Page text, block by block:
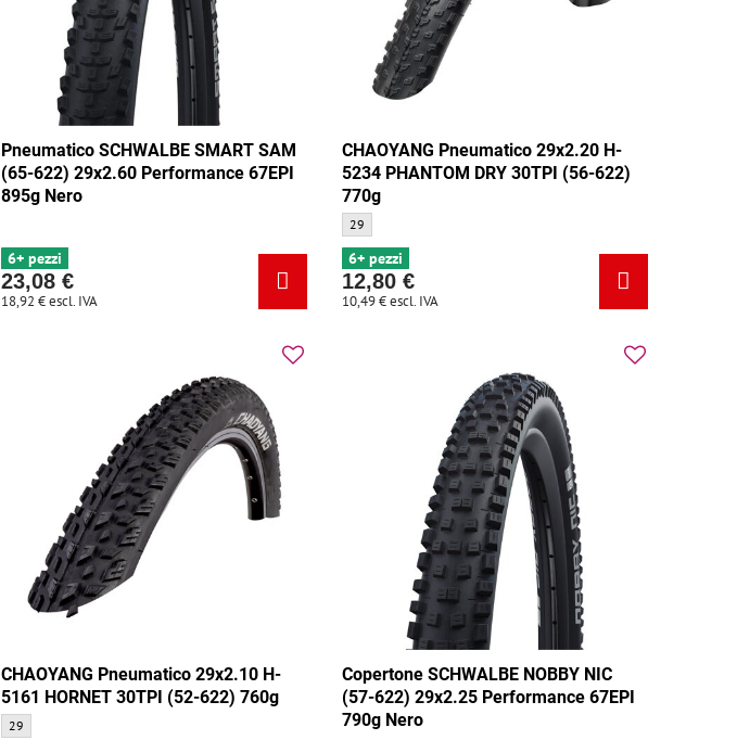
Pneumatico SCHWALBE SMART SAM
(65-622) 29x2.60 Performance 67EPI
895g Nero
6+ pezzi
23,08 €
18,92 €escl. IVA
CHAOYANG Pneumatico 29x2.20 H-
5234 PHANTOM DRY 30TPI (56-622)
770g
CHAOYANG Pneumatico 29x2.20 H-5234 PHANTOM DRY 30TPI (56-
29
6+ pezzi
12,80 €
10,49 €escl. IVA
CHAOYANG Pneumatico 29x2.10 H-
5161 HORNET 30TPI (52-622) 760g
CHAOYANG Pneumatico 29x2.10 H-5161 HORNET 30TPI (52-622) 760g - Dimensione:
29
Copertone SCHWALBE NOBBY NIC
(57-622) 29x2.25 Performance 67EPI
790g Nero